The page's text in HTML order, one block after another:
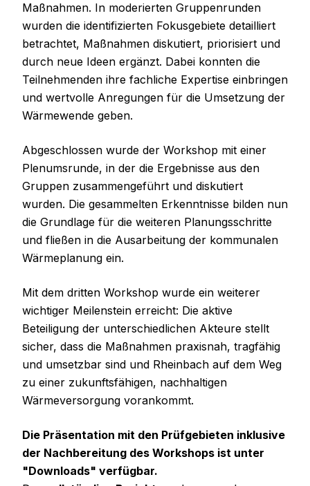
Maßnahmen. In moderierten Gruppenrunden
wurden die identifizierten Fokusgebiete detailliert
betrachtet, Maßnahmen diskutiert, priorisiert und
durch neue Ideen ergänzt. Dabei konnten die
Teilnehmenden ihre fachliche Expertise einbringen
und wertvolle Anregungen für die Umsetzung der
Wärmewende geben.
Abgeschlossen wurde der Workshop mit einer
Plenumsrunde, in der die Ergebnisse aus den
Gruppen zusammengeführt und diskutiert
wurden. Die gesammelten Erkenntnisse bilden nun
die Grundlage für die weiteren Planungsschritte
und fließen in die Ausarbeitung der kommunalen
Wärmeplanung ein.
Mit dem dritten Workshop wurde ein weiterer
wichtiger Meilenstein erreicht: Die aktive
Beteiligung der unterschiedlichen Akteure stellt
sicher, dass die Maßnahmen praxisnah, tragfähig
und umsetzbar sind und Rheinbach auf dem Weg
zu einer zukunftsfähigen, nachhaltigen
Wärmeversorgung vorankommt.
Die Präsentation mit den Prüfgebieten inklusive
der Nachbereitung des Workshops ist unter
"Downloads" verfügbar.